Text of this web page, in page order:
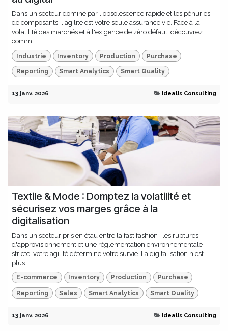
Dans un secteur dominé par l'obsolescence rapide et les pénuries
de composants, l'agilité est votre seule assurance vie. Face à la
volatilité des marchés et à l'exigence de zéro défaut, découvrez
comm...
Industrie Inventory Production Purchase
Reporting Smart Analytics Smart Quality
13 janv. 2026 Idealis Consulting
Textile & Mode : Domptez la volatilité et
sécurisez vos marges grâce à la
digitalisation
Dans un secteur pris en étau entre la fast fashion , les ruptures
d'approvisionnement et une réglementation environnementale
stricte, votre agilité détermine votre survie. La digitalisation n'est
plus...
E-commerce Inventory Production Purchase
Reporting Sales Smart Analytics Smart Quality
13 janv. 2026 Idealis Consulting